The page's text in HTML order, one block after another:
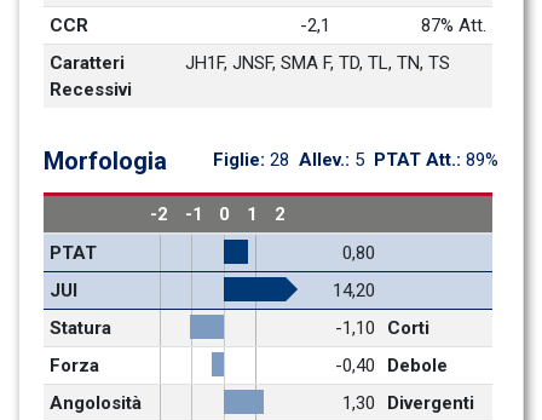
CCR
-2,1
87% Att.
Caratteri
Recessivi
JH1F, JNSF, SMA F, TD, TL, TN, TS
Morfologia Figlie: 28 Allev.: 5 PTAT Att.: 89%
-2 -1 0 1
2
PTAT
0,80
JUI
14,20
Statura
-1,10
Corti
Forza
-0,40
Debole
Angolosità
1,30
Divergenti